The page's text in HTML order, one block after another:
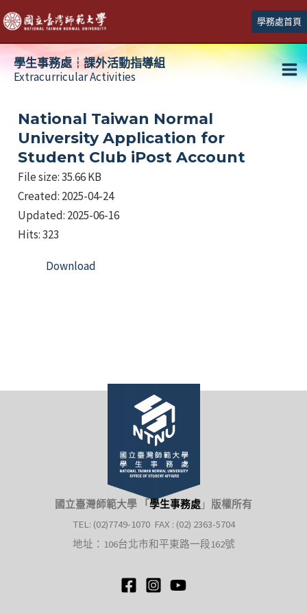
跳
至
主
學務處首頁
學生事務處┆課外活動指導組
Extracurricular Activities
National Taiwan Normal
University Application for
Student Club iPost Account
File size: 35.66 KB
Created: 2025-04-24
Updated: 2025-06-16
Hits: 323
Download
國立臺灣師範大學 「 學生事務處 」 版權所有
TEL: (02)7749-1070 FAX : (02) 2363-5704
地址：106台北市和平東路一段162號